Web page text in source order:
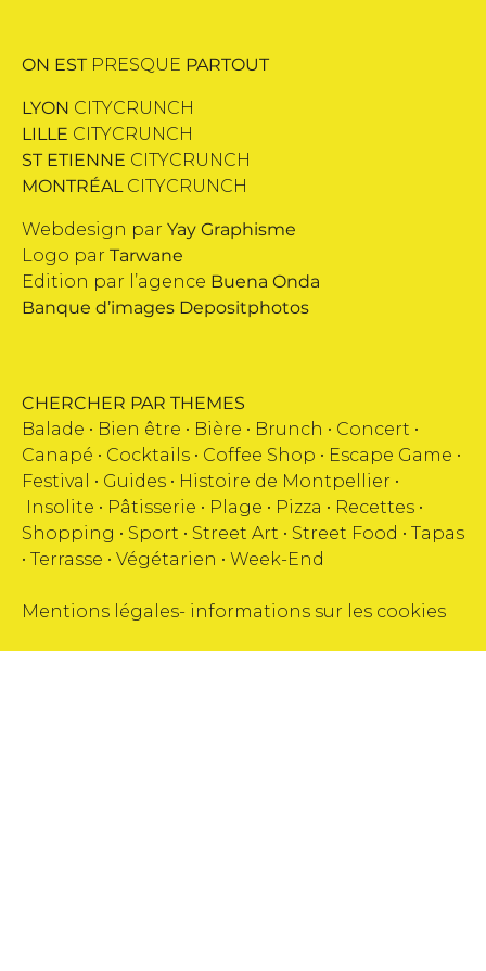
ON EST PRESQUE PARTOUT
LYON CITYCRUNCH
LILLE CITYCRUNCH
ST ETIENNE CITYCRUNCH
MONTRÉALCITYCRUNCH
Webdesign par Yay Graphisme
Logo par Tarwane
Edition par l’agence Buena Onda
Banque d’images Depositphotos
CHERCHER PAR THEMES
Balade • Bien être • Bière • Brunch • Concert •
Canapé • Cocktails • Coffee Shop • Escape Game •
Festival
• Guides • Histoire de Montpellier •
Insolite • Pâtisserie • Plage • Pizza • Recettes •
Shopping • Sport • Street Art • Street Food • Tapas
• Terrasse • Végétarien • Week-End
Mentions légales- informations sur les cookies